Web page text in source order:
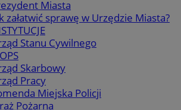
Miasta
załatwić sprawę w Urzędzie Miasta?
Stanu Cywilnego
Skarbowy
Pracy
Miejska Policji
Pożarna